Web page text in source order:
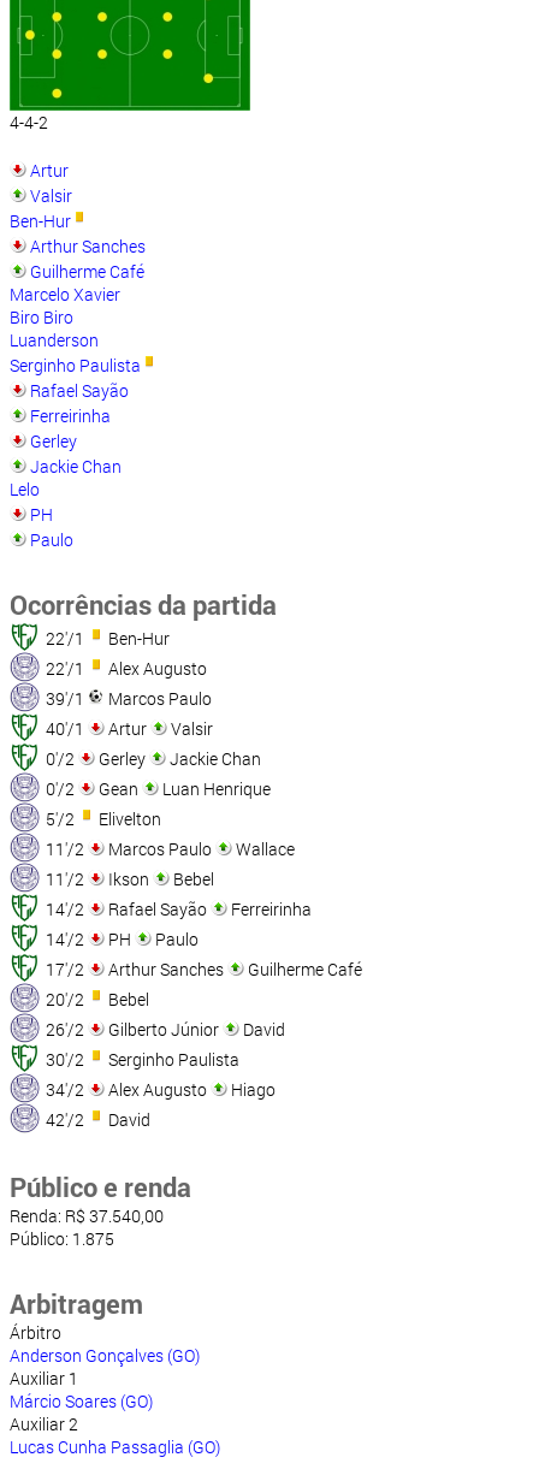
4-4-2
Artur
Valsir
Ben-Hur
Arthur Sanches
Guilherme Café
Marcelo Xavier
Biro Biro
Luanderson
Serginho Paulista
Rafael Sayão
Ferreirinha
Gerley
Jackie Chan
Lelo
PH
Paulo
Ocorrências da partida
22'/1
Ben-Hur
22'/1
Alex Augusto
39'/1
Marcos Paulo
40'/1
Artur
Valsir
0'/2
Gerley
Jackie Chan
0'/2
Gean
Luan Henrique
5'/2
Elivelton
11'/2
Marcos Paulo
Wallace
11'/2
Ikson
Bebel
14'/2
Rafael Sayão
Ferreirinha
14'/2
PH
Paulo
17'/2
Arthur Sanches
Guilherme Café
20'/2
Bebel
26'/2
Gilberto Júnior
David
30'/2
Serginho Paulista
34'/2
Alex Augusto
Hiago
42'/2
David
Público e renda
Renda: R$ 37.540,00
Público: 1.875
Arbitragem
Árbitro
Anderson Gonçalves (GO)
Auxiliar 1
Márcio Soares (GO)
Auxiliar 2
Lucas Cunha Passaglia (GO)